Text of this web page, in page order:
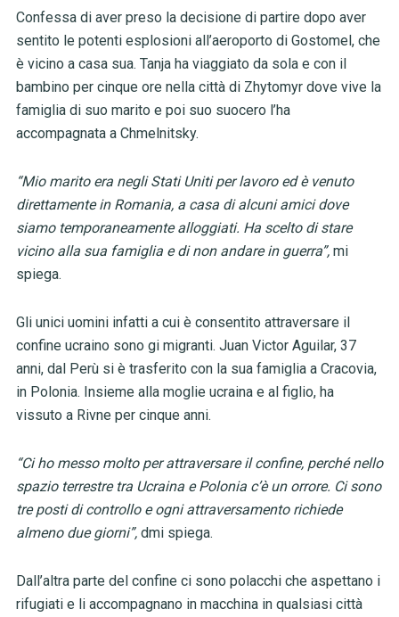
Confessa di aver preso la decisione di partire dopo aver
sentito le potenti esplosioni all’aeroporto di Gostomel, che
è vicino a casa sua. Tanja ha viaggiato da sola e con il
bambino per cinque ore nella città di Zhytomyr dove vive la
famiglia di suo marito e poi suo suocero l’ha
accompagnata a Chmelnitsky.
“Mio marito era negli Stati Uniti per lavoro ed è venuto
direttamente in Romania, a casa di alcuni amici dove
siamo temporaneamente alloggiati. Ha scelto di stare
vicino alla sua famiglia e di non andare in guerra”,mi
spiega.
Gli unici uomini infatti a cui è consentito attraversare il
confine ucraino sono gi migranti. Juan Victor Aguilar, 37
anni, dal Perù si è trasferito con la sua famiglia a Cracovia,
in Polonia. Insieme alla moglie ucraina e al figlio, ha
vissuto a Rivne per cinque anni.
“Ci ho messo molto per attraversare il confine, perché nello
spazio terrestre tra Ucraina e Polonia c’è un orrore. Ci sono
tre posti di controllo e ogni attraversamento richiede
almeno due giorni”, dmi spiega.
Dall’altra parte del confine ci sono polacchi che aspettano i
rifugiati e li accompagnano in macchina in qualsiasi città